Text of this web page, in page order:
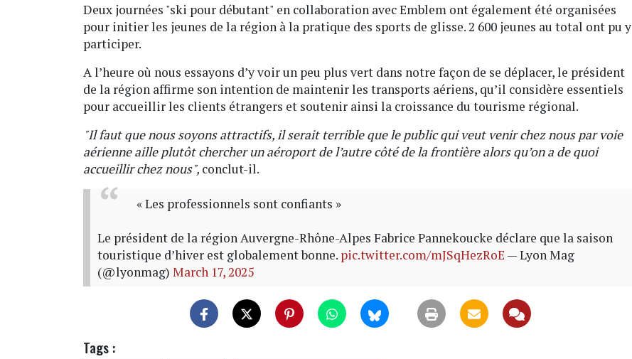
Deux journées "ski pour débutant" en collaboration avec Emblem ont également été organisées
pour initier les jeunes de la région à la pratique des sports de glisse. 2 600 jeunes au total ont pu y
participer.
A l’heure où nous essayons d’y voir un peu plus vert dans notre façon de se déplacer, le président
de la région affirme son intention de maintenir les transports aériens, qu’il considère essentiels
pour accueillir les clients étrangers et soutenir ainsi la croissance du tourisme régional.
"Il faut que nous soyons attractifs, il serait terrible que le public qui veut venir chez nous par voie
aérienne aille plutôt chercher un aéroport de l’autre côté de la frontière alors qu’on a de quoi
accueillir chez nous", conclut-il.
« Les professionnels sont confiants »
Le président de la région Auvergne-Rhône-Alpes Fabrice Pannekoucke déclare que la saison
touristique d’hiver est globalement bonne. pic.twitter.com/mJSqHezRoE — Lyon Mag
(@lyonmag) March 17, 2025
Tags :